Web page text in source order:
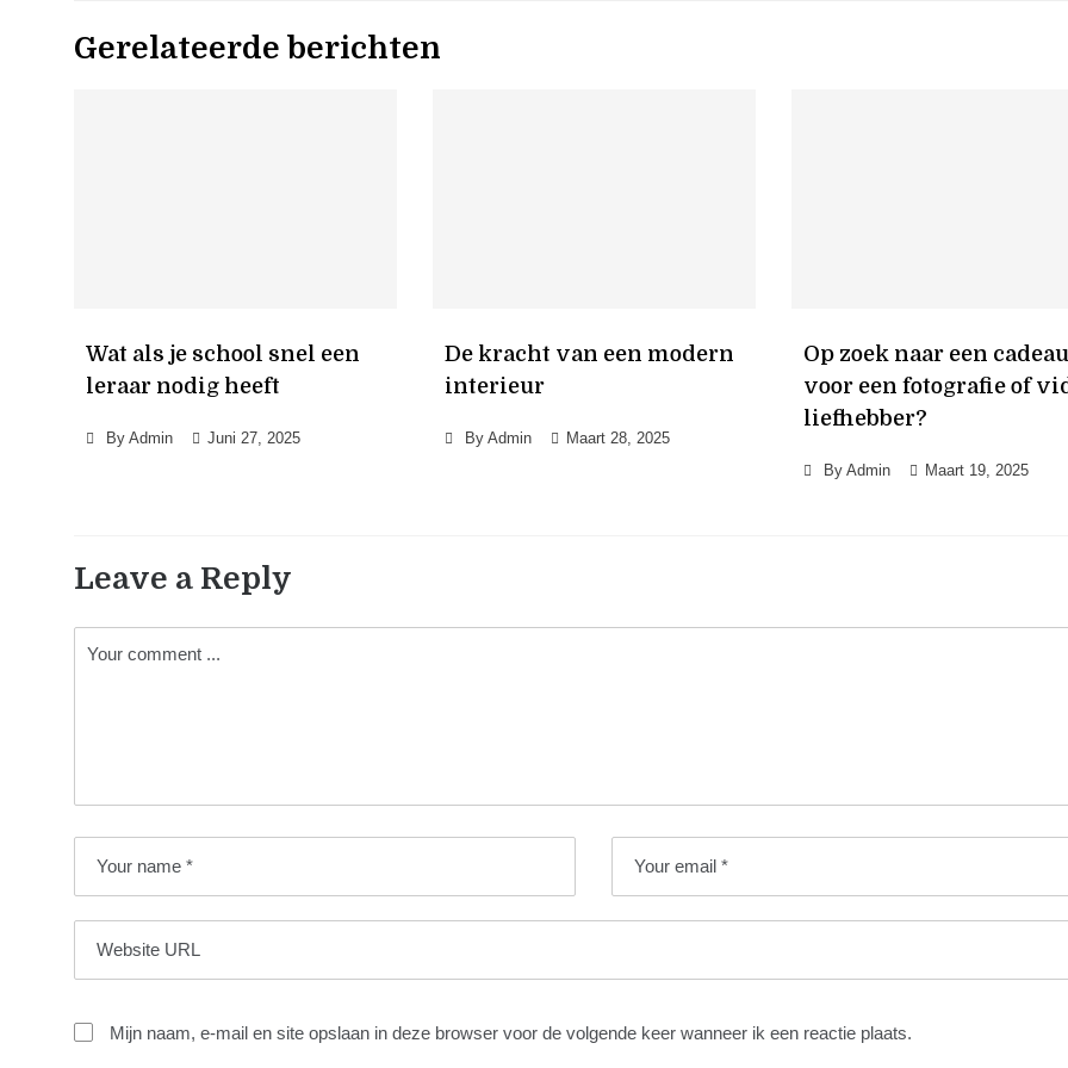
Gerelateerde berichten
Wat als je school snel een
leraar nodig heeft
By Admin Juni 27, 2025
De kracht van een modern
interieur
By Admin Maart 28, 2025
Op zoek naar een cadeau
voor een fotografie of
liefhebber?
By Admin Maart 19, 2025
Leave a Reply
Mijn naam, e-mail en site opslaan in deze browser voor de volgende keer wanneer ik een reactie plaats.